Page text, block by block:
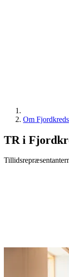
Om
TR i